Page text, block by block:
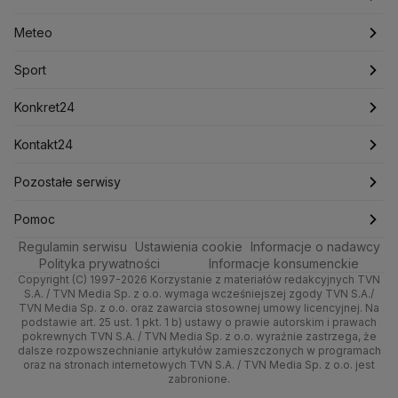
Lotnisko Chopina
Mariusz Błaszczak
Mark Zuckerberg
Ministerstwo Aktywów Państwowych
Ministerstwo Infrastruktury
Ministerstwo Rolnictwa
Ministerstwo Rozwoju i Technologii
Ministerstwo Sportu i Turystyki
Ministerstwo Cyfryzacji
Ministerstwo Edukacji Narodowej
Ministerstwo Finansów
Ministerstwo Klimatu i Środowiska
Ministerstwo Nauki i Szkolnictwa Wyższego
Meteo
Sport
Zdrowie
Technologia
Quizy
Tematy
Artykuły
Newslettery
Fakty o Świecie
Ludzie Faktów
Łódź
Katowice
Kraków
Poznań
Trójmiasto
Kielce
Kujawsko-pomorskie
Lublin
Lubuskie
Najnowsze
Notowania
Pieniądze
Nieruchomości
Rynki
Dla firm
Handel
Ze świata
Tech
Moto
Meteo
Pogoda godzinowa
Pogoda długoterminowa
Pogoda na jutro
Pogoda na weekend
Najnowsze
Polska
Prognoza
Świat
Nauka
Sport
Piłka Nożna
Tenis
Kolarstwo
Skoki Narciarskie
Sporty zimowe
Lekkoatletyka
Siatkówka
F1
Konkret24
Najnowsze
Polska
Świat
Polityka
Zdrowie
Tech
Nauka
Kontakt24
Najnowsze
Gorące Tematy
Wyślij zgłoszenie
Pozostałe serwisy
TVN
Dzień Dobry TVN
Uwaga TVN
HGTV
TVN Turbo
Pomoc
Centrum pomocy
Test zgodności
Oglądaj na TV
Zrealizuj voucher
Regulamin serwisu Ustawienia cookie
Informacje o nadawcy
Polityka prywatności
Informacje konsumenckie
Copyright (C) 1997-2026 Korzystanie z materiałów redakcyjnych TVN
S.A. / TVN Media Sp. z o.o. wymaga wcześniejszej zgody TVN S.A./
TVN Media Sp. z o.o. oraz zawarcia stosownej umowy licencyjnej. Na
podstawie art. 25 ust. 1 pkt. 1 b) ustawy o prawie autorskim i prawach
pokrewnych TVN S.A. / TVN Media Sp. z o.o. wyraźnie zastrzega, że
dalsze rozpowszechnianie artykułów zamieszczonych w programach
oraz na stronach internetowych TVN S.A. / TVN Media Sp. z o.o. jest
zabronione.